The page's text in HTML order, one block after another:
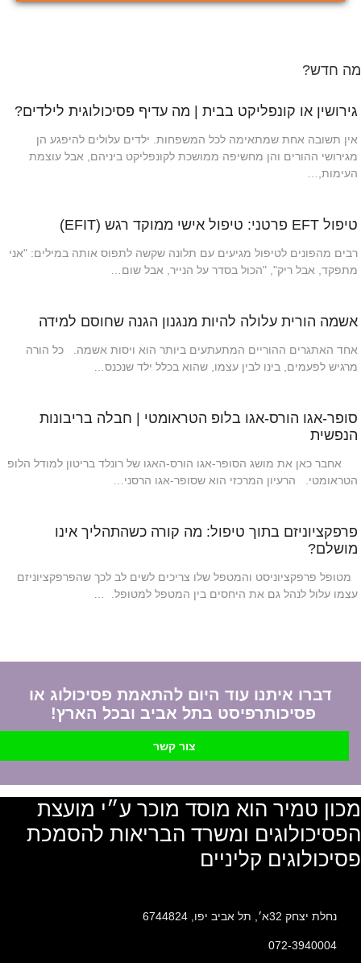
מה חדש?
גירושין או קונפליקט בבית | מה עדיף פסיכולוגית לילדים?
אין תשובה אחת שמתאימה לכל המשפחות. ילדים עלולים להיפגע הן
מגירושי ההורים והן מחשיפה ממושכת לקונפליקט ביניהם, אבל עוצמת
העימות,…
טיפול EFT פרטני: טיפול אישי ממוקד רגש (EFIT)
רבים מהפונים לטיפול מגיעים עם תלונה שקשה לתפוס אותה במילים: "אני
מתפקד, אבל ריק", "הכול בסדר על הנייר, אבל שום…
אשמה הורית עלולה להיות מנגנון הגנה שחוסם למידה
אחד האתגרים ההוריים המתעתעים ביותר הוא ויסות אשמה. כל הורה
מרגיש לפעמים, בינו לבין עצמו, שהוא בכלל ילד שנכנס…
סופר-אגו הורס-אגו בלופ הטראומטי | חבלה בריבונות
הנפשית
אחבר כאן את מושג הסופר-אגו הורס-האגו של רונלד בריטון למודל הלופ
הטראומטי. הרעיון המרכזי הוא שסופר-אגו הרסני…
פרפקציוניזם בתוך טיפול: מה קורה כשהתהליך אינו
מושלם?
מטופל פרפקציוניסט והמטפל שלו צריכים לשים לב לכך שהפרפקציוניזם
עצמו עלול לנהל גם את היחסים בין המטפל למטופל. …
דברו איתנו עוד היום להתאמת פסיכולוג או
פסיכותרפיסט בתל אביב ובכל הארץ!
צור קשר
מכון טמיר הוא מוסד מוכר ע״י מועצת
הפסיכולוגים ומשרד הבריאות להסמכת
פסיכולוגים קליניים
נחלת יצחק 32א׳, תל אביב יפו, 6744824
072-3940004